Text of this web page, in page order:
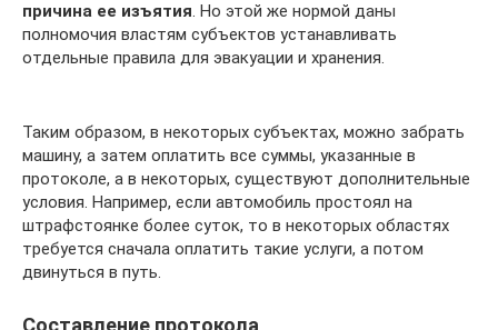
причина ее изъятия. Но этой же нормой даны
полномочия властям субъектов устанавливать
отдельные правила для эвакуации и хранения.
Таким образом, в некоторых субъектах, можно забрать
машину, а затем оплатить все суммы, указанные в
протоколе, а в некоторых, существуют дополнительные
условия. Например, если автомобиль простоял на
штрафстоянке более суток, то в некоторых областях
требуется сначала оплатить такие услуги, а потом
двинуться в путь.
Составление протокола